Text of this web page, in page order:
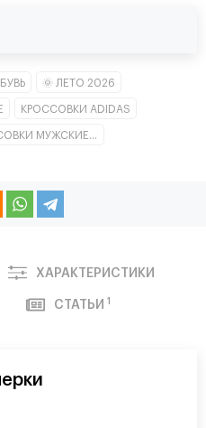
🌞 ЛЕТО 2026
КРОССОВКИ ADIDAS
КРОССОВКИ МУЖСКИЕ НИЗКИЕ
ХАРАКТЕРИСТИКИ
СТАТЬИ1